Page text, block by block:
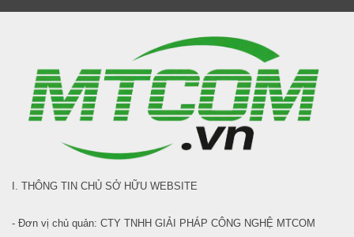
I. THÔNG TIN CHỦ SỞ HỮU WEBSITE
- Đơn vị chủ quản: CTY TNHH GIẢI PHÁP CÔNG NGHỆ MTCOM